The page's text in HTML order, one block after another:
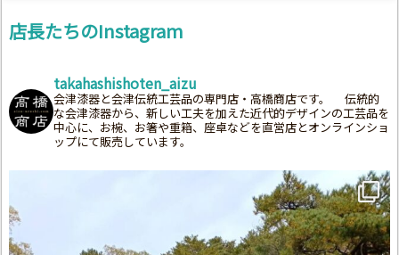
店長たちのInstagram
takahashishoten_aizu
会津漆器と会津伝統工芸品の専門店・高橋商店です。
伝統的
な会津漆器から、新しい工夫を加えた近代的デザインの工芸品を
中心に、お椀、お箸や重箱、座卓などを直営店とオンラインショ
ップにて販売しています。